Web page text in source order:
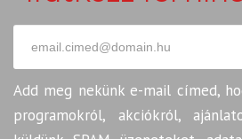
Add meg nekünk e-mail címed,
programokról, akciókról,